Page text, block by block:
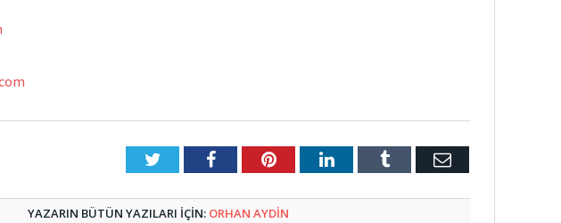
TwitterFacebookPinterestLinkedInTumblr E-
YAZARIN BÜTÜN YAZILARI IÇIN: ORHAN AYDIN